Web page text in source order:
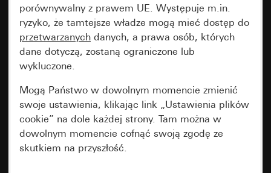
porównywalny z prawem UE. Występuje m.in.
ryzyko, że tamtejsze władze mogą mieć dostęp do
przetwarzanych danych, a prawa osób, których
dane dotyczą, zostaną ograniczone lub
wykluczone.
Mogą Państwo w dowolnym momencie zmienić
swoje ustawienia, klikając link „Ustawienia plików
cookie” na dole każdej strony. Tam można w
dowolnym momencie cofnąć swoją zgodę ze
skutkiem na przyszłość.